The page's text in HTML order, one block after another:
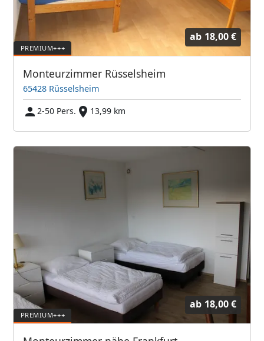
ab 18,00 €
Monteurzimmer Rüsselsheim
65428 Rüsselsheim
2-50 Pers.
13,99 km
ab 18,00 €